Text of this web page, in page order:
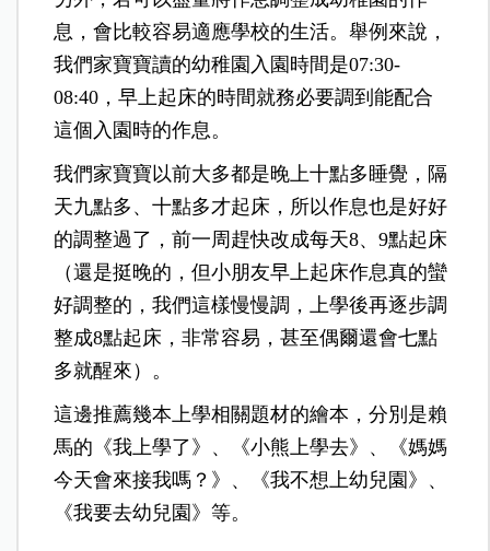
息，會比較容易適應學校的生活。舉例來說，
我們家寶寶讀的幼稚園入園時間是07:30-
08:40，早上起床的時間就務必要調到能配合
這個入園時的作息。
我們家寶寶以前大多都是晚上十點多睡覺，隔
天九點多、十點多才起床，所以作息也是好好
的調整過了，前一周趕快改成每天8、9點起床
（還是挺晚的，但小朋友早上起床作息真的蠻
好調整的，我們這樣慢慢調，上學後再逐步調
整成8點起床，非常容易，甚至偶爾還會七點
多就醒來）。
這邊推薦幾本上學相關題材的繪本，分別是賴
馬的《我上學了》、《小熊上學去》、《媽媽
今天會來接我嗎？》、《我不想上幼兒園》、
《我要去幼兒園》等。